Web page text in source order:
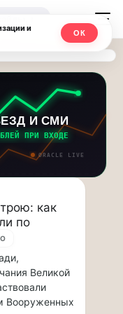
И СМИ
ПРИ ВХОДЕ
ORACLE LIVE
как
по
Великой
Вооруженных
и
ОК